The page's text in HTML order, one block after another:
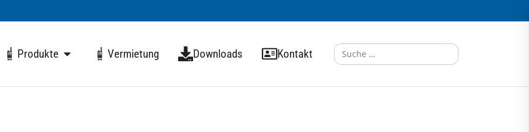
Produkte Vermietung Downloads Kontakt
Search
for: